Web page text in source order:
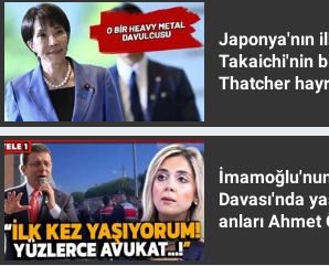
Japonya'nın
Takaichi'nin
Thatcher
Davası'nda
anları Ahmet
Programlar
Sağlık
Spor
Teknoloji
Türkiye'nin Geleceği